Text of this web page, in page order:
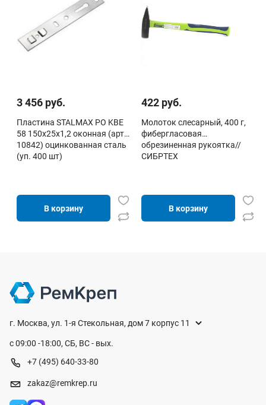
3 456 руб.
Пластина STALMAX PO KBE
58 150х25х1,2 оконная (арт.
10842) оцинкованная сталь
(уп. 400 шт)
В корзину
422 руб.
Молоток слесарный, 400 г,
фибергласовая
обрезиненная рукоятка//
СИБРТЕХ
В корзину
г. Москва, ул. 1-я Стекольная, дом 7 корпус 11
с 09:00 -18:00, СБ, ВС - вых.
+7 (495) 640-33-80
zakaz@remkrep.ru